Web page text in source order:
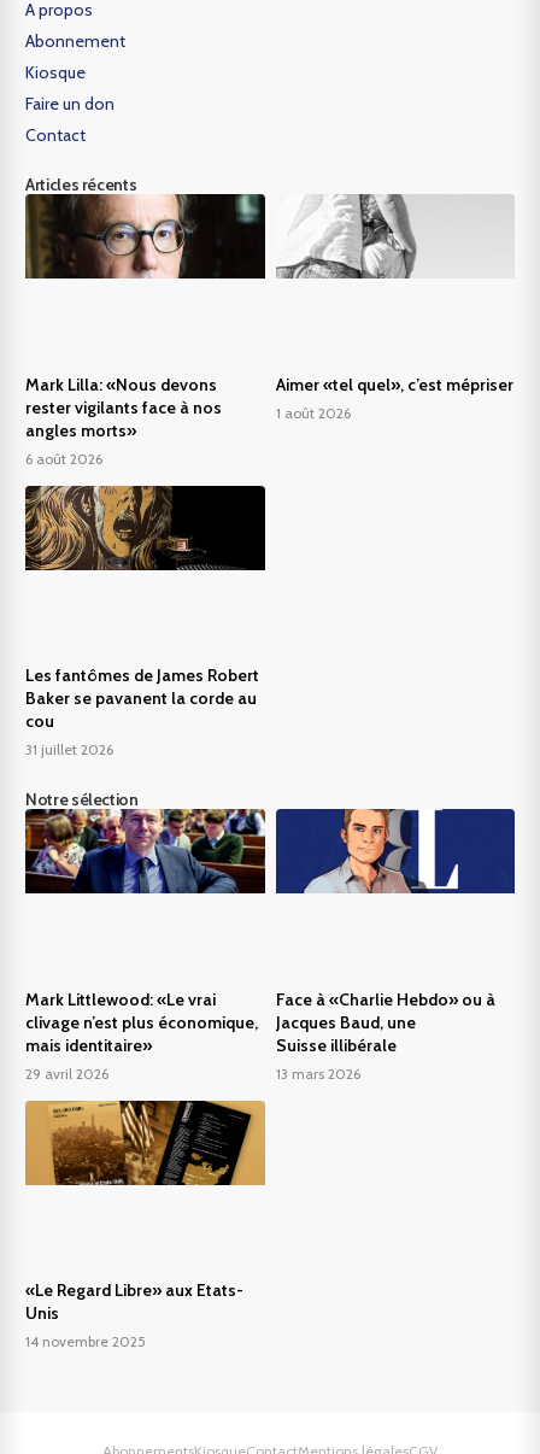
A propos
Abonnement
Kiosque
Faire un don
Contact
Articles récents
Mark Lilla: «Nous devons
rester vigilants face à nos
angles morts»
6 août 2026
Aimer «tel quel», c’est mépriser
1 août 2026
Les fantômes de James Robert
Baker se pavanent la corde au
cou
31 juillet 2026
Notre sélection
Mark Littlewood: «Le vrai
clivage n’est plus économique,
mais identitaire»
29 avril 2026
Face à «Charlie Hebdo» ou à
Jacques Baud, une
Suisse illibérale
13 mars 2026
«Le Regard Libre» aux Etats-
Unis
14 novembre 2025